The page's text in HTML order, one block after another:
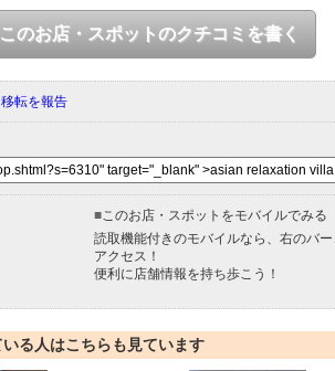
このお店・スポットのクチコミを書く
転を報告
■このお店・スポットをモバイルでみる
読取機能付きのモバイルなら、右のバ
アクセス！
便利に店舗情報を持ち歩こう！
る人はこちらも見ています